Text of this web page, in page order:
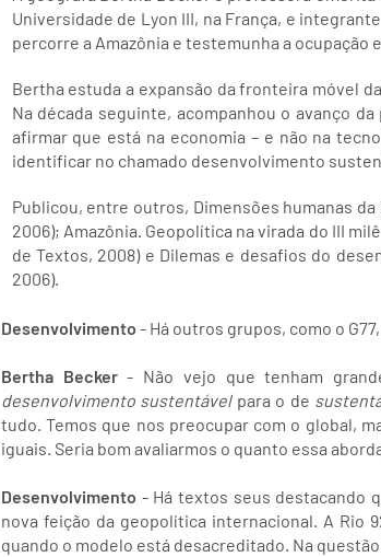
Universidade de Lyon III, na França, e
percorre a Amazônia e testemunha a ocupação
Bertha estuda a expansão da fronteira móvel
Na década seguinte, acompanhou o avanço
afirmar que está na economia – e não na
identificar no chamado desenvolvimento
Publicou, entre outros, Dimensões humanas
2006); Amazônia. Geopolítica na virada do III
de Textos, 2008) e Dilemas e desafios do
2006).
Desenvolvimento - Há outros grupos, como o
Bertha Becker- Não vejo que tenham
desenvolvimento sustentávelpara o de
tudo. Temos que nos preocupar com o global,
iguais. Seria bom avaliarmos o quanto essa
Desenvolvimento - Há textos seus destacando
nova feição da geopolítica internacional. A Rio
quando o modelo está desacreditado. Na